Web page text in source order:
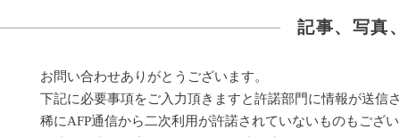
記事、写真
お問い合わせありがとうございます。
下記に必要事項をご入力頂きますと許諾部門に情報が送信
稀にAFP通信から二次利用が許諾されていないものもござ